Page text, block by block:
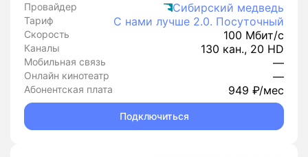
Провайдер Сибирский медведь
Тариф С нами лучше 2.0. Посуточный
Скорость 100 Мбит/с
Каналы 130 кан., 20 HD
Мобильная связь —
Онлайн кинотеатр —
Абонентская плата 949 ₽/мес
Подключиться